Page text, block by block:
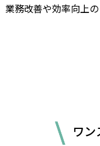
業務改善や効率向上
ワン